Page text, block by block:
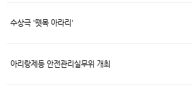
수상극 '뗏목 아라리'
아리랑제등 안전관리실무위 개최